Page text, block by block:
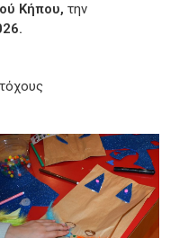
Κήπου, την